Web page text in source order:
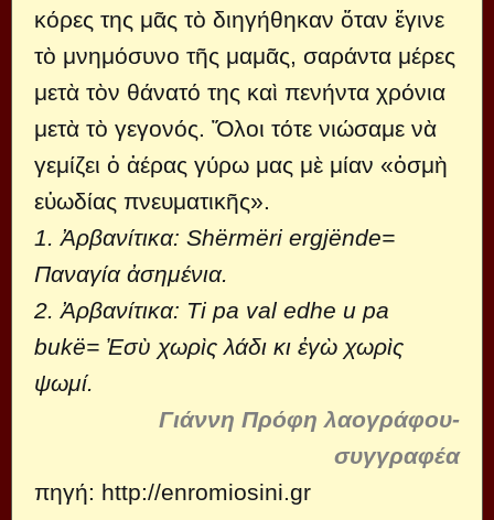
κόρες της μᾶς τὸ διηγήθηκαν ὅταν ἔγινε
τὸ μνημόσυνο τῆς μαμᾶς, σαράντα μέρες
μετὰ τὸν θάνατό της καὶ πενήντα χρόνια
μετὰ τὸ γεγονός. Ὅλοι τότε νιώσαμε νὰ
γεμίζει ὁ ἀέρας γύρω μας μὲ μίαν «ὀσμὴ
εὐωδίας πνευματικῆς».
1. Ἀρβανίτικα: Shërmëri ergjënde=
Παναγία ἀσημένια.
2. Ἀρβανίτικα: Ti pa val edhe u pa
bukë= Ἐσὺ χωρὶς λάδι κι ἐγὼ χωρὶς
ψωμί.
Γιάννη Πρόφη λαογράφου-
συγγραφέα
πηγή: http://enromiosini.gr